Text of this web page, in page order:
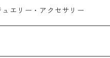
ュエリー・アクセサリー